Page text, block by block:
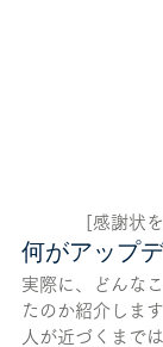
[感謝状
何がアップ
実際に、どんな
たのか紹介します
人が近づくまで